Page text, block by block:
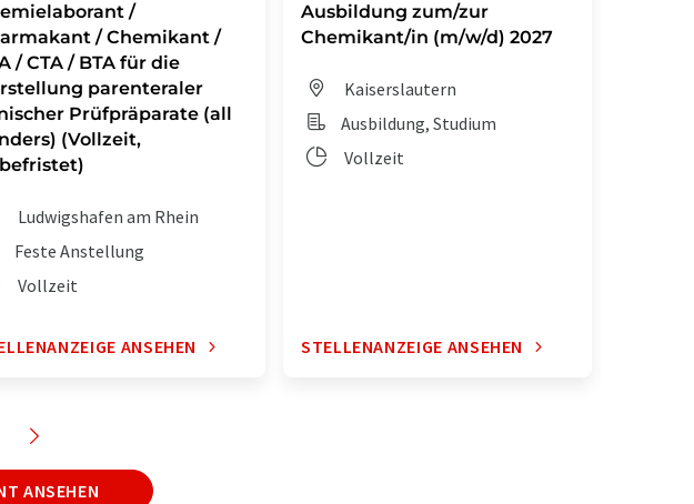
/
/ Chemikant /
/ CTA / BTA für die
parenteraler
Prüfpräparate (all
(Vollzeit,
Ludwigshafen am Rhein
Feste Anstellung
Vollzeit
ANSEHEN
Ausbildung zum/zur
Chemikant/in (m/w/d) 2027
Kaiserslautern
Ausbildung, Studium
Vollzeit
STELLENANZEIGE ANSEHEN
ANSEHEN